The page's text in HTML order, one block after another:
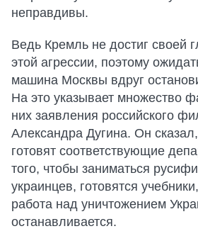
неправдивы.
Ведь Кремль не достиг своей
этой агрессии, поэтому
машина Москвы вдруг
На это указывает множество
них заявления российского
Александра Дугина. Он
готовят соответствующие
того, чтобы заниматься
украинцев, готовятся
работа над уничтожением
останавливается.